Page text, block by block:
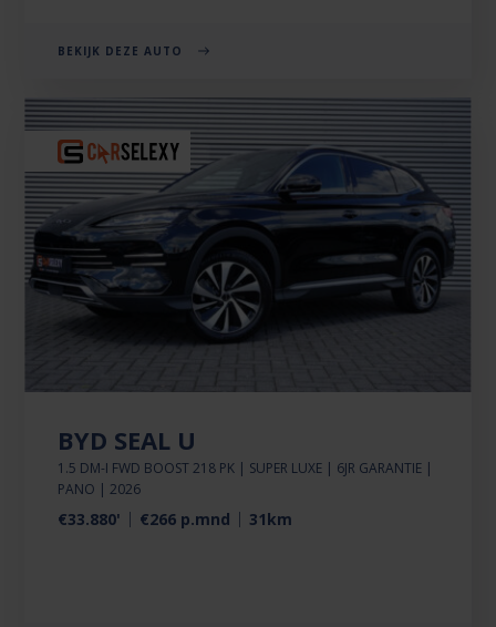
BEKIJK DEZE AUTO
BYD SEAL U
1.5 DM-I FWD BOOST 218 PK | SUPER LUXE | 6JR GARANTIE |
PANO | 2026
€33.880' €266 p.mnd 31km